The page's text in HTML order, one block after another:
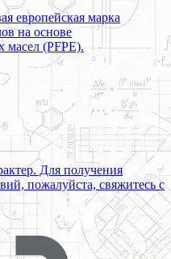
европейская марка
на основе
масел (PFPE).
Для получения
пожалуйста, свяжитесь с